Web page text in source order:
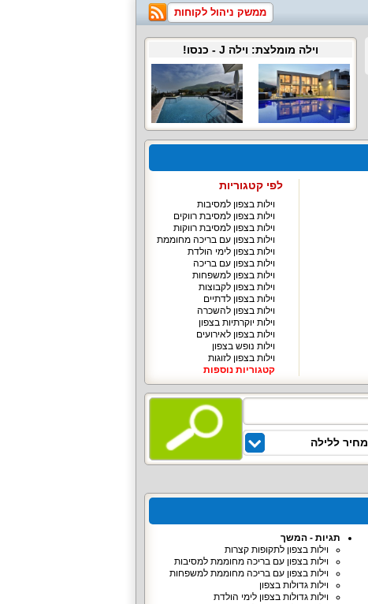
ממשק ניהול לקוחות
וילה מומלצת: וילה J - כנסו!
לפי קטגוריות
וילות בצפון למסיבות
וילות בצפון למסיבת רווקים
וילות בצפון למסיבת רווקות
וילות בצפון עם בריכה מחוממת
וילות בצפון לימי הולדת
וילות בצפון עם בריכה
וילות בצפון למשפחות
וילות בצפון לקבוצות
וילות בצפון לדתיים
וילות בצפון להשכרה
וילות יוקרתיות בצפון
וילות בצפון לאירועים
וילות נופש בצפון
וילות בצפון לזוגות
קטגוריות נוספות
מחיר ללילה
תגיות - המשך
וילות בצפון לתקופות קצרות
וילות בצפון עם בריכה מחוממת למסיבות
וילות בצפון עם בריכה מחוממת למשפחות
וילות גדולות בצפון
וילות גדולות בצפון לימי הולדת